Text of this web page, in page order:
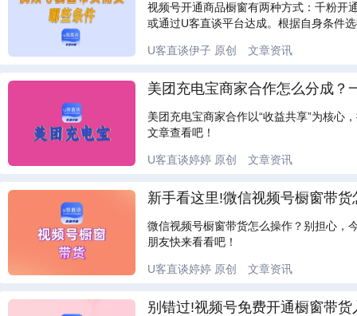
视频号开通商品橱窗有两种方式：千粉开
或通过U客直谈平台达成。根据自身条件
U客直谈伊子 原创 文章资讯
美团充电宝商家合作怎么分成？
美团充电宝商家合作以“收益共享”为核心
文章查看吧！
U客直谈婷婷 原创 文章资讯
新手看这里!微信视频号橱窗带
微信视频号橱窗带货怎么操作？别担心，
朋友快来看看吧！
U客直谈婷婷 原创 文章资讯
别错过!视频号免费开通橱窗带